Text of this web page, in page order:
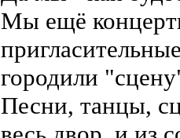
Мы ещё
городили
Песни, танцы,